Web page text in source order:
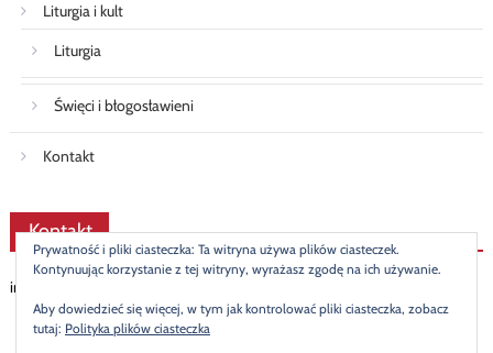
Liturgia i kult
Liturgia
Święci i błogosławieni
Kontakt
Kontakt
info@diakonat.pl
Prywatność i pliki ciasteczka: Ta witryna używa plików ciasteczek.
Kontynuując korzystanie z tej witryny, wyrażasz zgodę na ich używanie.
Aby dowiedzieć się więcej, w tym jak kontrolować pliki ciasteczka, zobacz
tutaj: Polityka plików ciasteczka